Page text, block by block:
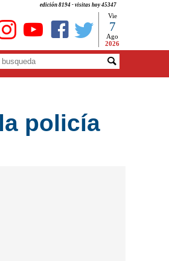
edición 8194 - visitas hoy 45347
Vie
7
Ago
2026
policía